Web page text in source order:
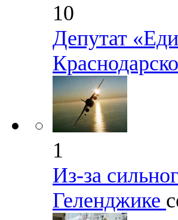
10
Депутат
1
Из-за
Геленджике